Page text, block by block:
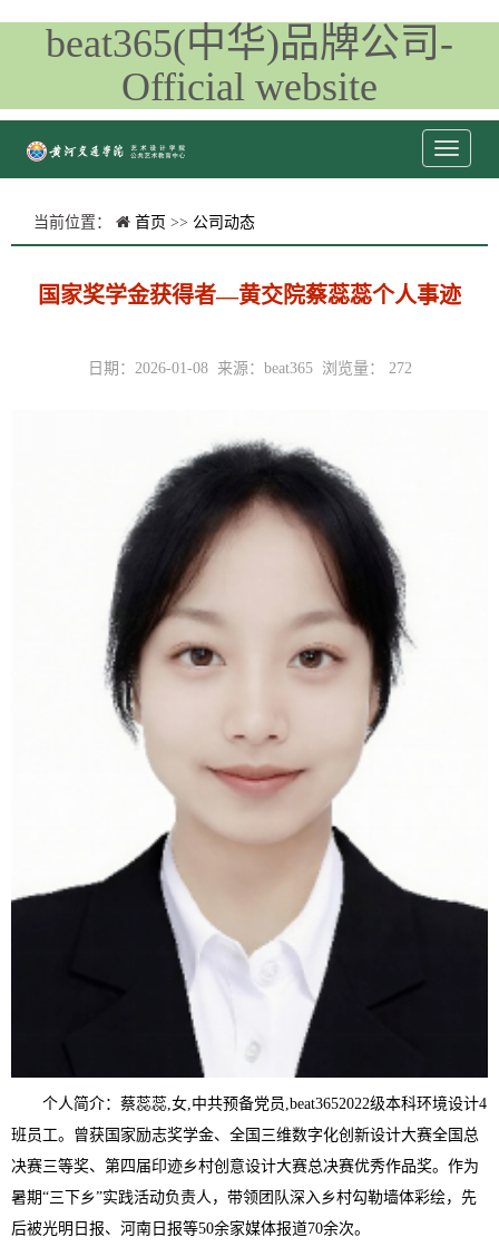
beat365(中华)品牌公司-
Official website
当前位置： 首页 >> 公司动态
国家奖学金获得者—黄交院蔡蕊蕊个人事迹
日期：2026-01-08 来源：beat365 浏览量： 272
个人简介：蔡蕊蕊,女,中共预备党员,beat3652022级本科环境设计4
班员工。曾获国家励志奖学金、全国三维数字化创新设计大赛全国总
决赛三等奖、第四届印迹乡村创意设计大赛总决赛优秀作品奖。作为
暑期“三下乡”实践活动负责人，带领团队深入乡村勾勒墙体彩绘，先
后被光明日报、河南日报等50余家媒体报道70余次。